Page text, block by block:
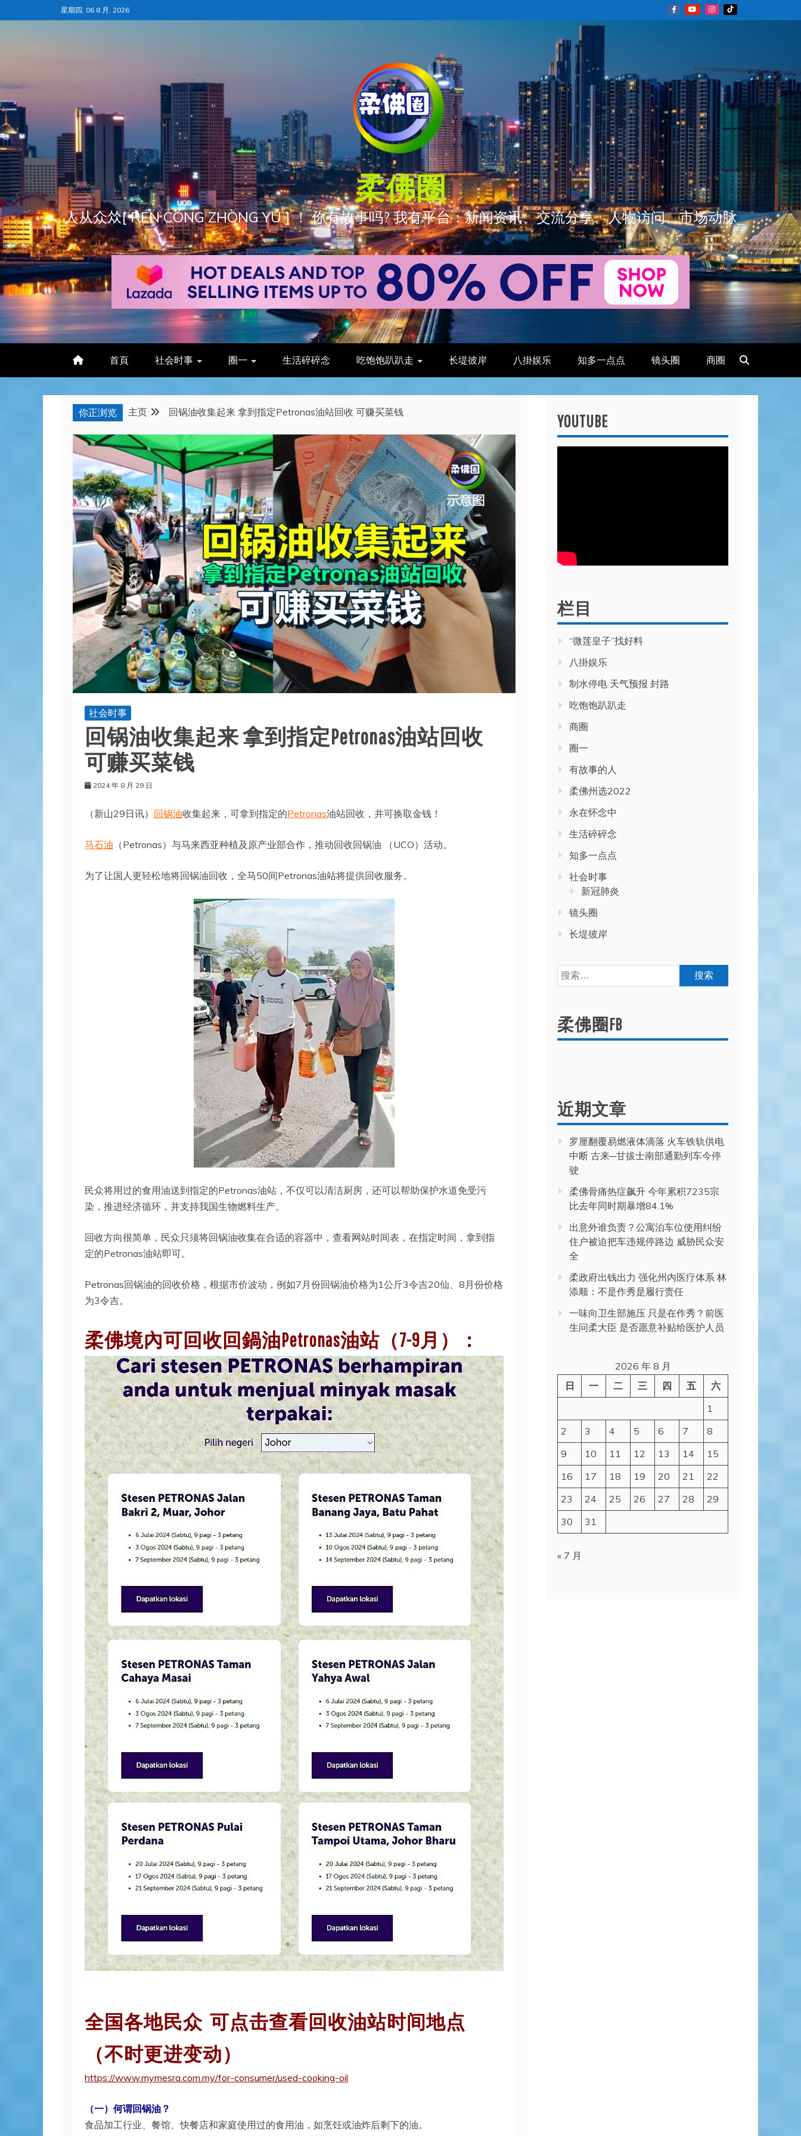
至
星期四, 06 8 月, 2026
柔佛圈
人从众𠈌[ RÉN CÓNG ZHÒNG YÚ ] ！ 你有故事吗? 我有平台：新闻资讯、交流分享、人物访问、市场动脉
首頁 社会时事 圈一 生活碎碎念 吃饱饱趴趴走 长堤彼岸 八掛娱乐 知多一点点 镜头圈 商圈
你正浏览 主页 回锅油收集起来 拿到指定Petronas油站回收 可赚买菜钱
社会时事
回锅油收集起来 拿到指定Petronas油站回收
可赚买菜钱
2024 年 8 月 29 日
（新山29日讯） 回锅油收集起来，可拿到指定的Petronas油站回收，并可换取金钱！
马石油 （Petronas）与马来西亚种植及原产业部合作，推动回收回锅油 （UCO）活动。
为了让国人更轻松地将回锅油回收，全马50间Petronas油站将提供回收服务。
民众将用过的食用油送到指定的Petronas油站，不仅可以清洁厨房，还可以帮助保护水道免受污
染，推进经济循环，并支持我国生物燃料生产。
回收方向很简单，民众只须将回锅油收集在合适的容器中，查看网站时间表，在指定时间，拿到指
定的Petronas油站即可。
Petronas回锅油的回收价格，根据市价波动，例如7月份回锅油价格为1公斤3令吉20仙、8月份价格
为3令吉。
柔佛境內可回收回鍋油Petronas油站（7-9月）：
全国各地民众 可点击查看回收油站时间地点
（不时更进变动）
https://www.mymesra.com.my/for-consumer/used-cooking-oil
（一）何谓回锅油？
食品加工行业、餐馆、快餐店和家庭使用过的食用油，如烹饪或油炸后剩下的油。
YOUTUBE
栏目
“微莲皇子”找好料
八掛娱乐
制水停电 天气预报 封路
吃饱饱趴趴走
商圈
圈一
有故事的人
柔佛州选2022
永在怀念中
生活碎碎念
知多一点点
社会时事
新冠肺炎
镜头圈
长堤彼岸
搜
索：
柔佛圈FB
近期文章
罗厘翻覆易燃液体滴落 火车铁轨供电
中断 古来─甘拔士南部通勤列车今停
驶
柔佛骨痛热症飙升 今年累积7235宗
比去年同时期暴增84.1%
出意外谁负责？公寓泊车位使用纠纷
住户被迫把车违规停路边 威胁民众安
全
柔政府出钱出力 强化州内医疗体系 林
添顺：不是作秀是履行责任
一味向卫生部施压 只是在作秀？前医
生问柔大臣 是否愿意补贴给医护人员
2026 年 8 月
日
一 二 三 四 五
六
1
2
3 4 5 6 7
8
9
10 11 12 13 14
15
16
17 18 19 20 21
22
23
24 25 26 27 28
29
30
31
« 7 月